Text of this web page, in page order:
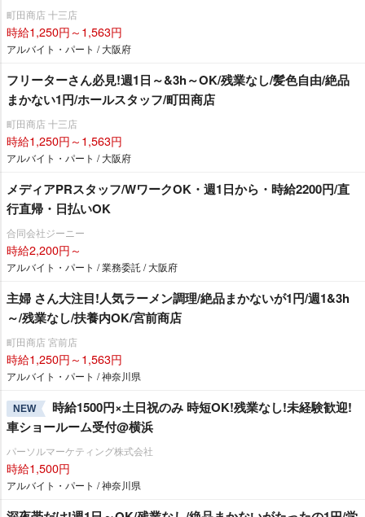
町田商店 十三店
時給1,250円～1,563円
アルバイト・パート / 大阪府
フリーターさん必見!週1日～&3h～OK/残業なし/髪色自由/絶品
まかない1円/ホールスタッフ/町田商店
町田商店 十三店
時給1,250円～1,563円
アルバイト・パート / 大阪府
メディアPRスタッフ/WワークOK・週1日から・時給2200円/直
行直帰・日払いOK
合同会社ジーニー
時給2,200円～
アルバイト・パート / 業務委託 / 大阪府
主婦 さん大注目!人気ラーメン調理/絶品まかないが1円/週1&3h
～/残業なし/扶養内OK/宮前商店
町田商店 宮前店
時給1,250円～1,563円
アルバイト・パート / 神奈川県
NEW
時給1500円×土日祝のみ 時短OK!残業なし!未経験歓迎!
車ショールーム受付@横浜
パーソルマーケティング株式会社
時給1,500円
アルバイト・パート / 神奈川県